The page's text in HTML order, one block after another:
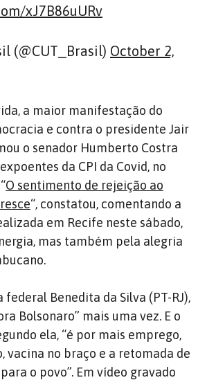
xJ7B86uURv
(@CUT_Brasil) October 2,
a maior manifestação do
e contra o presidente Jair
o senador Humberto Costra
da CPI da Covid, no
O sentimento de rejeição ao
“, constatou, comentando a
em Recife neste sábado,
mas também pela alegria
federal Benedita da Silva (PT-RJ),
Bolsonaro” mais uma vez. E o
ela, “é por mais emprego,
vacina no braço e a retomada de
o povo”. Em vídeo gravado